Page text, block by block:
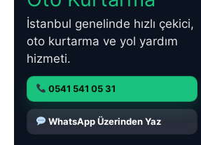
İstanbul genelinde hızlı çekici,
oto kurtarma ve yol yardım
hizmeti.
0541 541 05 31
WhatsApp Üzerinden Yaz